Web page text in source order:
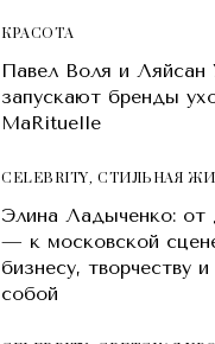
КРАСОТA
Павел Воля и Ляйсан
запускают бренды
MaRituelle
CELEBRITY,СТИЛЬНАЯ
Элина Ладыченко: от
— к московской
бизнесу, творчеству
собой